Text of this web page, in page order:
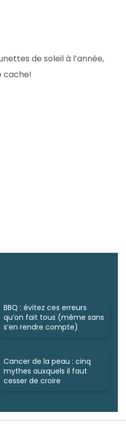
de soleil à l’année,
cache!
BBQ : évitez ces erreurs
qu’on fait tous (même sans
s’en rendre compte)
Cancer de la peau : cinq
mythes auxquels il faut
cesser de croire